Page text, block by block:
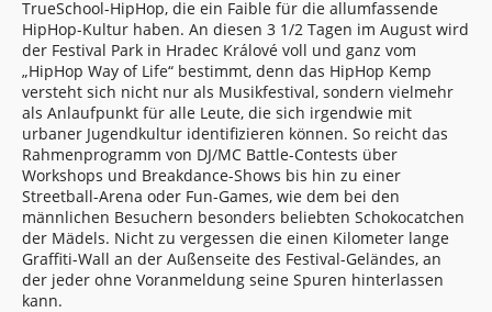
TrueSchool-HipHop, die ein Faible für die allumfassende
HipHop-Kultur haben. An diesen 3 1/2 Tagen im August wird
der Festival Park in Hradec Králové voll und ganz vom
„HipHop Way of Life“ bestimmt, denn das HipHop Kemp
versteht sich nicht nur als Musikfestival, sondern vielmehr
als Anlaufpunkt für alle Leute, die sich irgendwie mit
urbaner Jugendkultur identifizieren können. So reicht das
Rahmenprogramm von DJ/MC Battle-Contests über
Workshops und Breakdance-Shows bis hin zu einer
Streetball-Arena oder Fun-Games, wie dem bei den
männlichen Besuchern besonders beliebten Schokocatchen
der Mädels. Nicht zu vergessen die einen Kilometer lange
Graffiti-Wall an der Außenseite des Festival-Geländes, an
der jeder ohne Voranmeldung seine Spuren hinterlassen
kann.